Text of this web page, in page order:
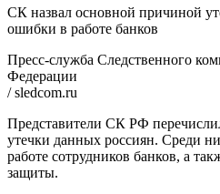
СК назвал основной причиной
ошибки в работе банков
Пресс-служба Следственного
Федерации
/ sledcom.ru
Представители СК РФ
утечки данных россиян. Среди
работе сотрудников банков, а
защиты.